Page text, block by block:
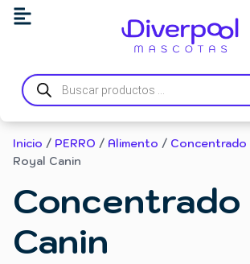
Búsqueda
de
productos
Inicio / PERRO / Alimento / Concentrado
Royal Canin
Concentrado
Canin